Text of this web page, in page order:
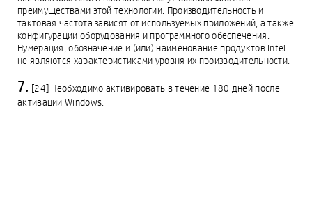
преимуществами этой технологии. Производительность и
тактовая частота зависят от используемых приложений, а также
конфигурации оборудования и программного обеспечения.
Нумерация, обозначение и (или) наименование продуктов Intel
не являются характеристиками уровня их производительности.
[24] Необходимо активировать в течение 180 дней после
активации Windows.